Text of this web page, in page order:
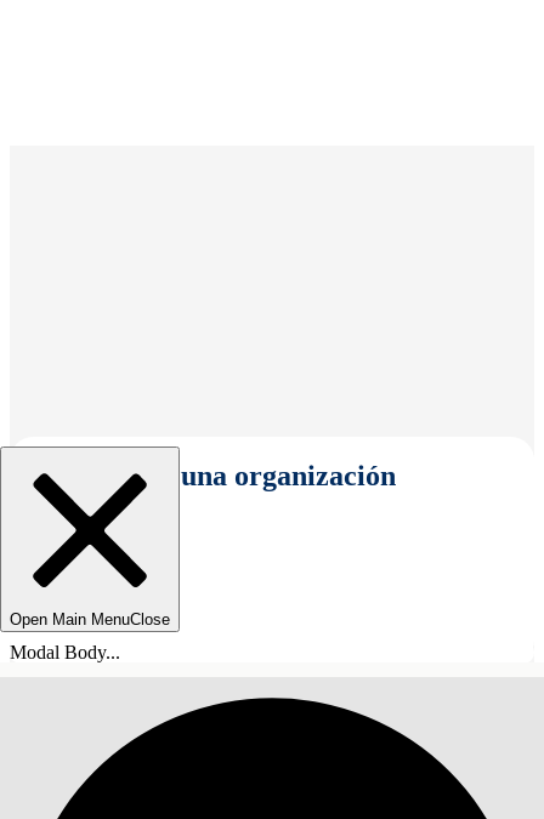
Seleccionar una organización
Open Main MenuClose
Modal Body...